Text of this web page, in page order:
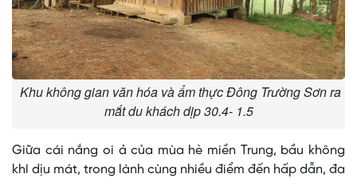
Khu không gian văn hóa và ẩm thực Đông Trường Sơn ra
mắt du khách dịp 30.4- 1.5
Giữa cái nắng oi ả của mùa hè miền Trung, bầu không
khí dịu mát, trong lành cùng nhiều điểm đến hấp dẫn, đa